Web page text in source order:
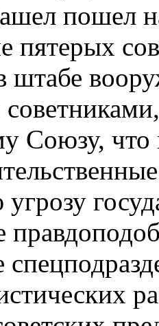
пошел
пятерых
штабе
Союзу, что
угрозу